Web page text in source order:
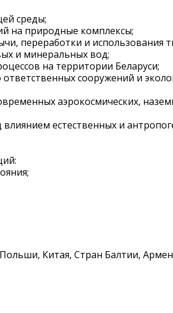
среды;
на природные комплексы;
переработки и использования
и минеральных вод;
на территории Беларуси;
сооружений и
аэрокосмических,
естественных и
Китая, Стран Балтии,